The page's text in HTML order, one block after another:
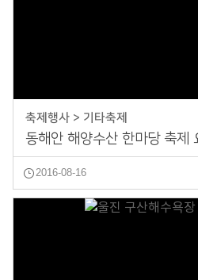
축제행사 > 기타축제
동해안 해양수산 한마당 축제
2016-08-16